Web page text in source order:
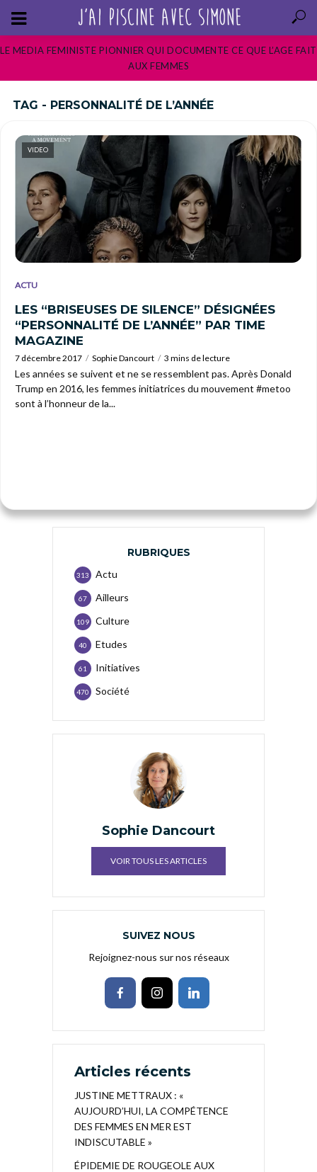
LE MEDIA FEMINISTE PIONNIER QUI DOCUMENTE CE QUE L’AGE FAIT
AUX FEMMES
TAG - PERSONNALITÉ DE L’ANNÉE
VIDEO
ACTU
LES “BRISEUSES DE SILENCE” DÉSIGNÉES
“PERSONNALITÉ DE L’ANNÉE” PAR TIME
MAGAZINE
7 décembre 2017 Sophie Dancourt 3 mins de lecture
Les années se suivent et ne se ressemblent pas. Après Donald
Trump en 2016, les femmes initiatrices du mouvement #metoo
sont à l’honneur de la...
RUBRIQUES
Actu
313
Ailleurs
67
Culture
109
Etudes
40
Initiatives
61
Société
470
Sophie Dancourt
VOIR TOUS LES ARTICLES
SUIVEZ NOUS
Rejoignez-nous sur nos réseaux
Articles récents
JUSTINE METTRAUX : «
AUJOURD’HUI, LA COMPÉTENCE
DES FEMMES EN MER EST
INDISCUTABLE »
ÉPIDEMIE DE ROUGEOLE AUX